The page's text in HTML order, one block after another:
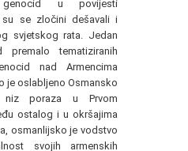
u povijesti
su se zločini dešavali i
svjetskog rata. Jedan
tematiziranih
nad Armencima
je oslabljeno Osmansko
niz poraza u Prvom
ostalog i u okršajima
osmanlijsko je vodstvo
svojih armenskih